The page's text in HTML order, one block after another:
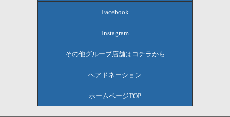
Facebook
Instagram
その他グループ店舗はコチラから
ヘアドネーション
ホームページTOP